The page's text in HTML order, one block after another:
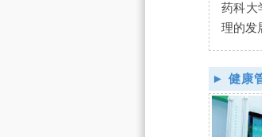
药科大
理的发
► 健康